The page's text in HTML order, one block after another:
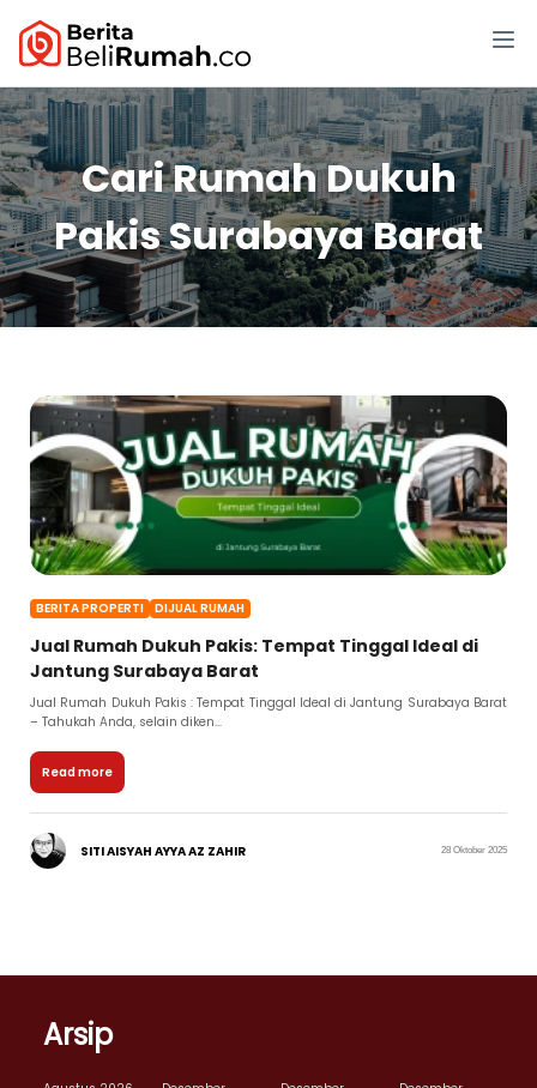
Cari Rumah Dukuh
Pakis Surabaya Barat
BERITA PROPERTI DIJUAL RUMAH
Jual Rumah Dukuh Pakis: Tempat Tinggal Ideal di
Jantung Surabaya Barat
Jual Rumah Dukuh Pakis : Tempat Tinggal Ideal di Jantung Surabaya Barat
– Tahukah Anda, selain diken...
Read more
SITI AISYAH AYYA AZ ZAHIR 28 Oktober 2025
Arsip